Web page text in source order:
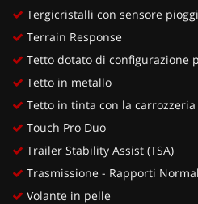
Tergicristalli con sensore
Terrain Response
Tetto dotato di configurazione
Tetto in metallo
Tetto in tinta con la carrozzeria
Touch Pro Duo
Trailer Stability Assist (TSA)
Trasmissione - Rapporti
Volante in pelle